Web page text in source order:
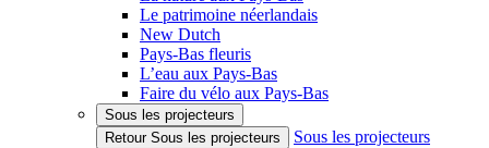
Le patrimoine néerlandais
New Dutch
Pays-Bas fleuris
L’eau aux Pays-Bas
Faire du vélo aux Pays-Bas
Sous les projecteurs
Retour Sous les projecteurs
Sous les projecteurs